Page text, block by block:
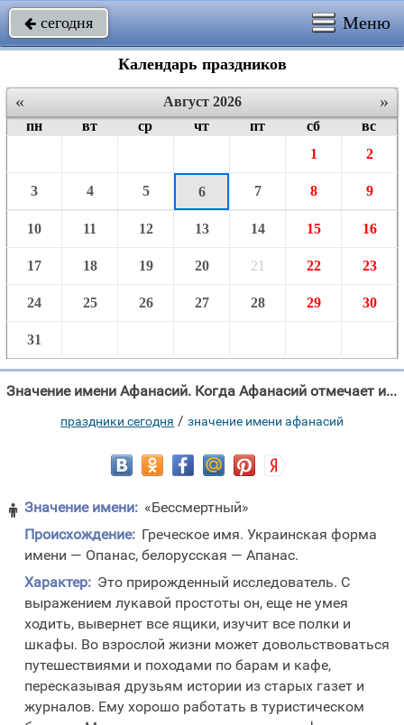
 сегодня Меню
Календарь праздников
« »
Август 2026
пн
вт ср чт пт сб
вс
1
2
3 4 5 6 7 8 9
10 11 12 13 14 15 16
17 18 19 20 21 22 23
24 25 26 27 28 29 30
31
Значение имени Афанасий. Когда Афанасий отмечает именины в 2026 году?
праздники сегодня /значение имени афанасий
 Значение имени: «Бессмертный»
Происхождение: Греческое имя. Украинская форма
имени — Опанас, белорусская — Апанас.
Характер: Это прирожденный исследователь. С
выражением лукавой простоты он, еще не умея
ходить, вывернет все ящики, изучит все полки и
шкафы. Во взрослой жизни может довольствоваться
путешествиями и походами по барам и кафе,
пересказывая друзьям истории из старых газет и
журналов. Ему хорошо работать в туристическом